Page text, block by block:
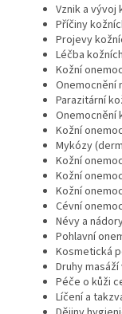
Vznik a
Příčiny
Projevy
Léčba
Kožní
Onemocnění
Parazitární
Onemocnění
Kožní
Mykózy
Kožní
Kožní
Kožní
Cévní
Névy a
Pohlavní
Kosmetická
Druhy
Péče o kůži
Líčení a